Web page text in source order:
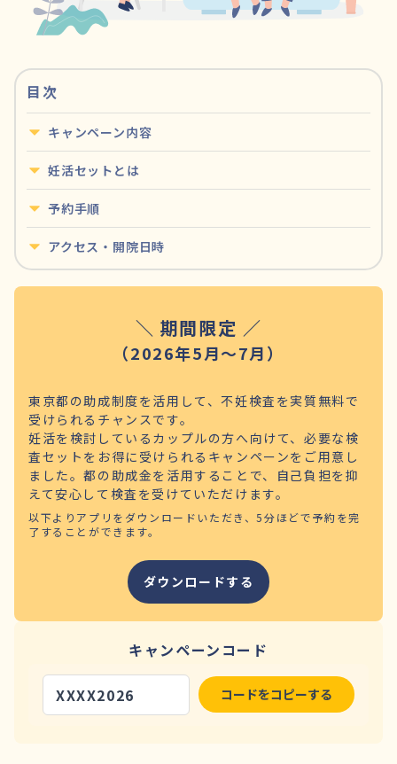
目次
キャンペーン内容
妊活セットとは
予約手順
アクセス・開院日時
＼ 期間限定 ／
（2026年5月～7月）
東京都の助成制度を活用して、不妊検査を実質無料で
受けられるチャンスです。
妊活を検討しているカップルの方へ向けて、必要な検
査セットをお得に受けられるキャンペーンをご用意し
ました。都の助成金を活用することで、自己負担を抑
えて安心して検査を受けていただけます。
以下よりアプリをダウンロードいただき、5分ほどで予約を完
了することができます。
ダウンロードする
キャンペーンコード
XXXX2026 コードをコピーする